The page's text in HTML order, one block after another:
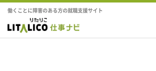
働くことに障害のある方の就職支援サイト